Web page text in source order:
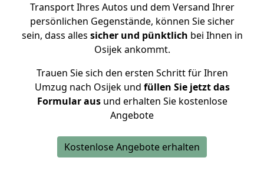
Transport Ihres Autos und dem Versand Ihrer
persönlichen Gegenstände, können Sie sicher
sein, dass alles sicher und pünktlich bei Ihnen in
Osijek ankommt.
Trauen Sie sich den ersten Schritt für Ihren
Umzug nach Osijek und füllen Sie jetzt das
Formular ausund erhalten Sie kostenlose
Angebote
Kostenlose Angebote erhalten